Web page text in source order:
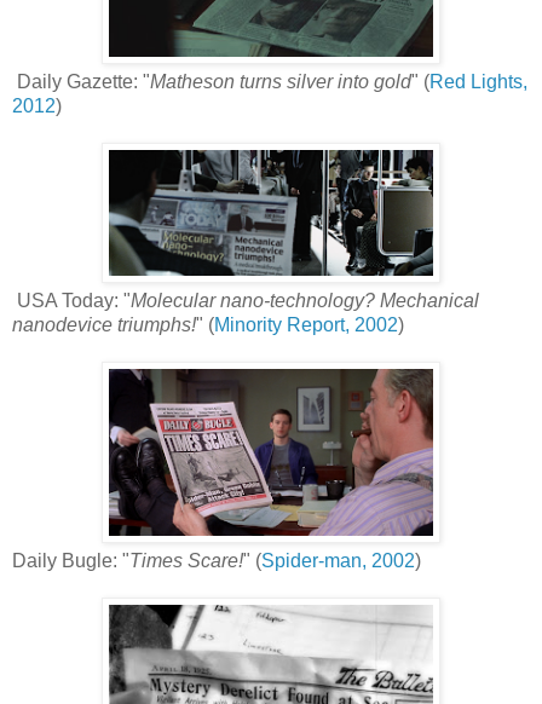
Daily Gazette: "Matheson turns silver into gold" (Red Lights,
2012)
USA Today: "Molecular nano-technology? Mechanical
nanodevice triumphs!" (Minority Report, 2002)
Daily Bugle: "Times Scare!" (Spider-man, 2002)